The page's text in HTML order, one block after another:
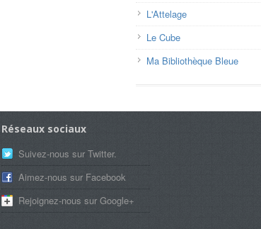
L'Attelage
Le Cube
Ma Bibliothèque Bleue
Réseaux sociaux
Suivez-nous sur Twitter.
Aimez-nous sur Facebook
Rejoignez-nous sur Google+